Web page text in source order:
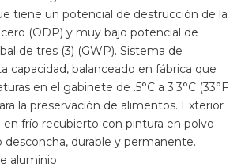
tiene un potencial de destrucción de la
(ODP) y muy bajo potencial de
de tres (3) (GWP). Sistema de
capacidad, balanceado en fábrica que
en el gabinete de .5°C a 3.3°C (33°F
la preservación de alimentos. Exterior
en frío recubierto con pintura en polvo
desconcha, durable y permanente.
aluminio